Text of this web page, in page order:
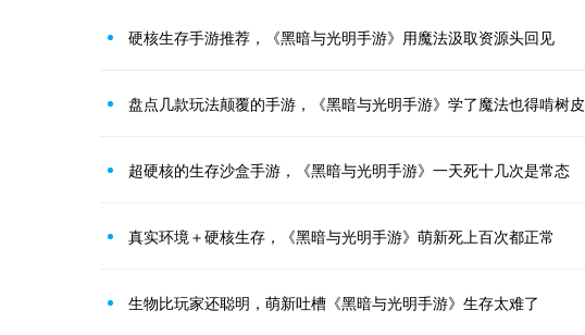
硬核生存手游推荐，《黑暗与光明手游》用魔法汲取资源头回见
盘点几款玩法颠覆的手游，《黑暗与光明手游》学了魔法也得啃树皮
超硬核的生存沙盒手游，《黑暗与光明手游》一天死十几次是常态
真实环境＋硬核生存，《黑暗与光明手游》萌新死上百次都正常
生物比玩家还聪明，萌新吐槽《黑暗与光明手游》生存太难了